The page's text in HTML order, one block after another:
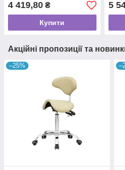
стілець для лікаря
стоматолога 1022AY
4 419,80 ₴
Купити
5
Акційні пропозиції та
–25%